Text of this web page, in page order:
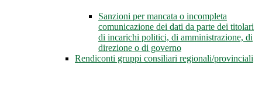
Sanzioni per mancata o incompleta
comunicazione dei dati da parte dei titolari
di incarichi politici, di amministrazione, di
direzione o di governo
Rendiconti gruppi consiliari regionali/provinciali